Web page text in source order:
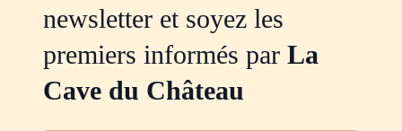
newsletter et soyez les
premiers informés par La
Cave du Château